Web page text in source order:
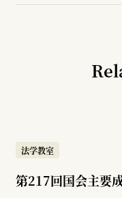
法学教室
第217回国会主要